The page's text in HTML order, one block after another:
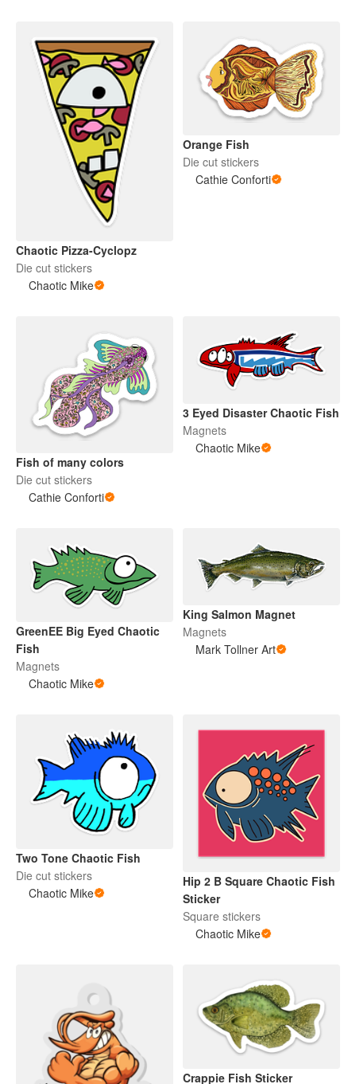
Chaotic Pizza-Cyclopz
Die cut stickers
Chaotic Mike
Orange Fish
Die cut stickers
Cathie Conforti
Fish of many colors
Die cut stickers
Cathie Conforti
3 Eyed Disaster Chaotic Fish
Magnets
Chaotic Mike
GreenEE Big Eyed Chaotic
Fish
Magnets
Chaotic Mike
King Salmon Magnet
Magnets
Mark Tollner Art
Two Tone Chaotic Fish
Die cut stickers
Chaotic Mike
Hip 2 B Square Chaotic Fish
Sticker
Square stickers
Chaotic Mike
Crappie Fish Sticker